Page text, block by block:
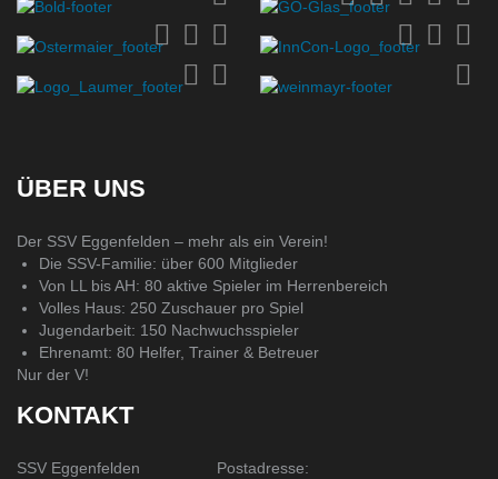
ÜBER UNS
Der SSV Eggenfelden – mehr als ein Verein!
Die SSV-Familie: über 600 Mitglieder
Von LL bis AH: 80 aktive Spieler im Herrenbereich
Volles Haus: 250 Zuschauer pro Spiel
Jugendarbeit: 150 Nachwuchsspieler
Ehrenamt: 80 Helfer, Trainer & Betreuer
Nur der V!
KONTAKT
SSV Eggenfelden
Postadresse: